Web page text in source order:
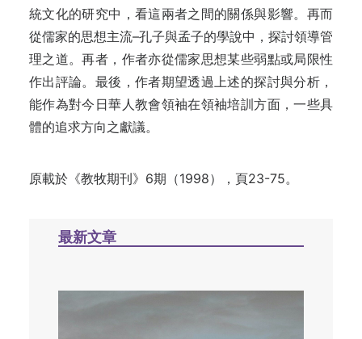
統文化的研究中，看這兩者之間的關係與影響。再而
從儒家的思想主流–孔子與孟子的學說中，探討領導管
理之道。再者，作者亦從儒家思想某些弱點或局限性
作出評論。最後，作者期望透過上述的探討與分析，
能作為對今日華人教會領袖在領袖培訓方面，一些具
體的追求方向之獻議。
原載於《教牧期刊》6期（1998），頁23-75。
最新文章